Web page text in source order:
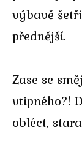
výbavě
přednější.
Zase se
vtipného?!
obléct,